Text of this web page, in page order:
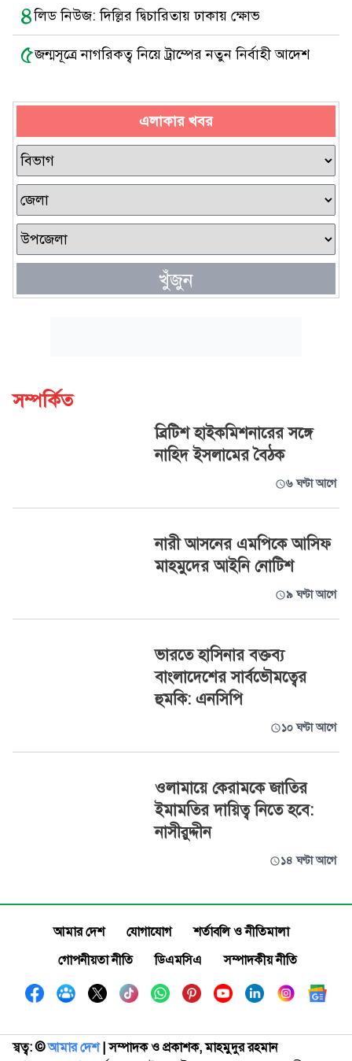
৪লিড নিউজ: দিল্লির দ্বিচারিতায় ঢাকায় ক্ষোভ
৫জন্মসূত্রে নাগরিকত্ব নিয়ে ট্রাম্পের নতুন নির্বাহী আদেশ
এলাকার খবর
খুঁজুন
সম্পর্কিত
ব্রিটিশ হাইকমিশনারের সঙ্গে
নাহিদ ইসলামের বৈঠক
৬ ঘণ্টা আগে
নারী আসনের এমপিকে আসিফ
মাহমুদের আইনি নোটিশ
৯ ঘণ্টা আগে
ভারতে হাসিনার বক্তব্য
বাংলাদেশের সার্বভৌমত্বের
হুমকি: এনসিপি
১০ ঘণ্টা আগে
ওলামায়ে কেরামকে জাতির
ইমামতির দায়িত্ব নিতে হবে:
নাসীরুদ্দীন
১৪ ঘণ্টা আগে
আমার দেশ যোগাযোগ
শর্তাবলি ও নীতিমালা
গোপনীয়তা নীতি
ডিএমসিএ সম্পাদকীয় নীতি
স্বত্ব: ©️আমার দেশ| সম্পাদক ও প্রকাশক, মাহমুদুর রহমান